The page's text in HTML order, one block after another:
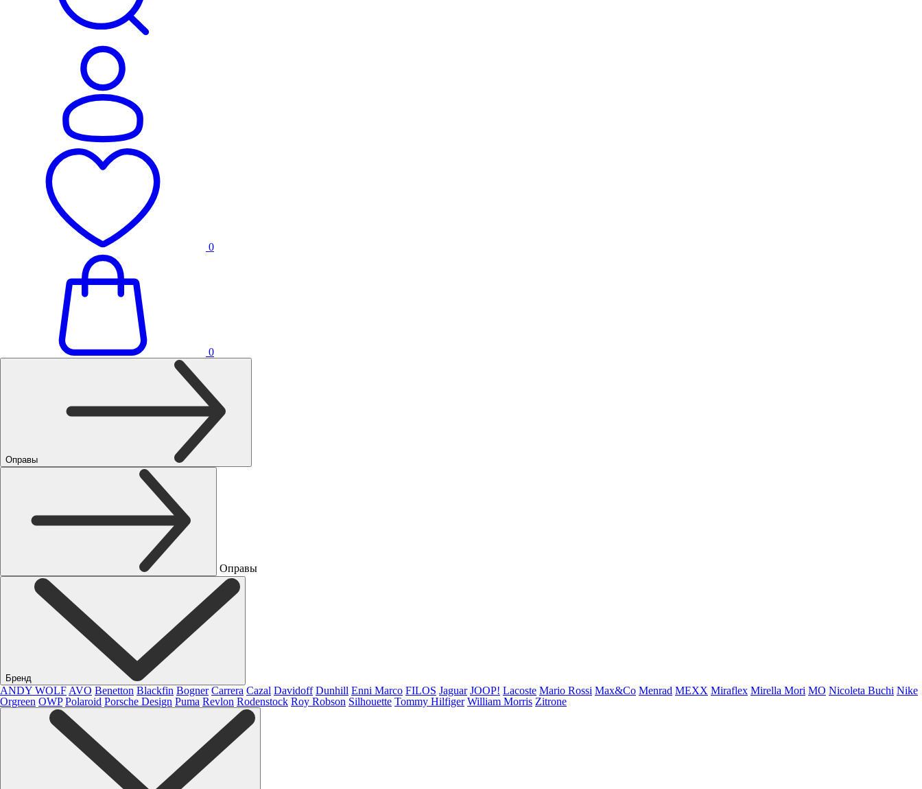
0
0
Оправы
Оправы
Бренд
ANDY WOLF AVO Benetton Blackfin Bogner Carrera Cazal Davidoff Dunhill Enni Marco FILOS Jaguar JOOP! Lacoste Mario Rossi Max&Co Menrad MEXX Miraflex Mirella Mori MO Nicoleta Buchi Nike
Orgreen OWP Polaroid Porsche Design Puma Revlon Rodenstock Roy Robson Silhouette Tommy Hilfiger William Morris Zitrone